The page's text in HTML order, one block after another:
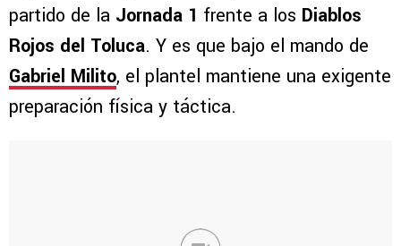
partido de la Jornada 1 frente a los Diablos
Rojos del Toluca. Y es que bajo el mando de
Gabriel Milito, el plantel mantiene una exigente
preparación física y táctica.